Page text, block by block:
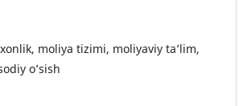
moliya tizimi, moliyaviy ta’lim,
o’sish